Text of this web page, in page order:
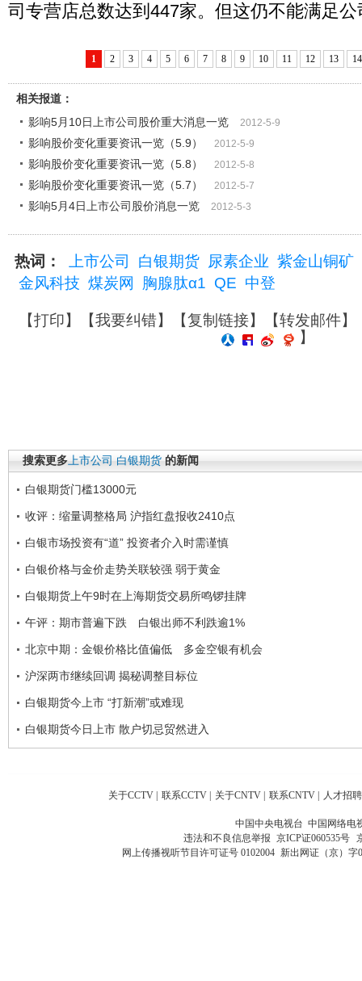
司专营店总数达到447家。但这仍不能满足
1 2 3 4 5 6 7 8 9 10 11 12 13 14
相关报道：
影响5月10日上市公司股价重大消息一览
2012-5-9
影响股价变化重要资讯一览（5.9） 2012-5-9
影响股价变化重要资讯一览（5.8） 2012-5-8
影响股价变化重要资讯一览（5.7） 2012-5-7
影响5月4日上市公司股价消息一览 2012-5-3
热词： 上市公司 白银期货 尿素企业 紫金山铜矿
金风科技 煤炭网 胸腺肽α1 QE 中登
【打印】【我要纠错】【复制链接】【转发邮件】
】
搜索更多上市公司 白银期货 的新闻
白银期货门槛13000元
收评：缩量调整格局 沪指红盘报收2410点
白银市场投资有“道” 投资者介入时需谨慎
白银价格与金价走势关联较强 弱于黄金
白银期货上午9时在上海期货交易所鸣锣挂牌
午评：期市普遍下跌 白银出师不利跌逾1%
北京中期：金银价格比值偏低 多金空银有机会
沪深两市继续回调 揭秘调整目标位
白银期货今上市 “打新潮”或难现
白银期货今日上市 散户切忌贸然进入
关于CCTV | 联系CCTV | 关于CNTV | 联系CNTV | 人才招聘
中国中央电视台 中国网络电
违法和不良信息举报 京ICP证060535号
网上传播视听节目许可证号 0102004 新出网证（京）